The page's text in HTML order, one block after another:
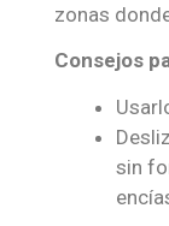
zonas
Consejos
sin